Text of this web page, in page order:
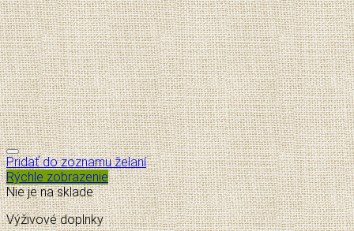
Pridať do zoznamu želaní
Rýchle zobrazenie
Nie je na sklade
Výživové doplnky